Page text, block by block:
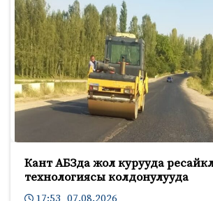
Кант АБЗда жол курууда
технологиясы колдонулууда